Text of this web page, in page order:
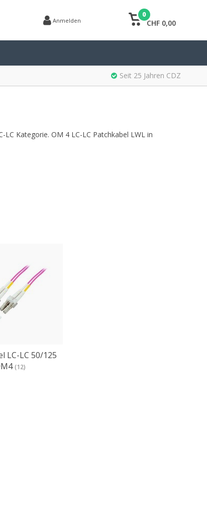
Anmelden
0
CHF 0,00
Seit 25 Jahren CDZ
LC Kategorie. OM 4 LC-LC Patchkabel LWL in
LC-LC 50/125
(12)